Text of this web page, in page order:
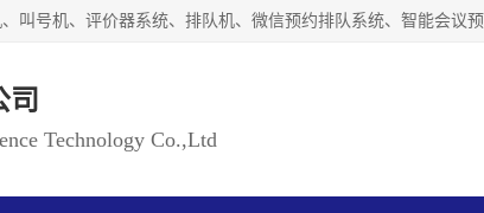
司
Technology Co.,Ltd